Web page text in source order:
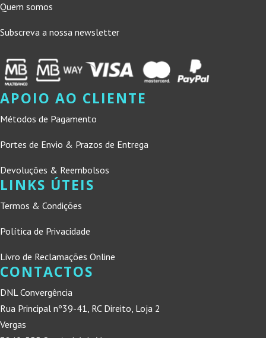
Quem somos
Subscreva a nossa newsletter
APOIO AO CLIENTE
Métodos de Pagamento
Portes de Envio & Prazos de Entrega
Devoluções & Reembolsos
LINKS ÚTEIS
Termos & Condições
Política de Privacidade
Livro de Reclamações Online
CONTACTOS
DNL Convergência
Rua Principal nº39-41, RC Direito, Loja 2
Vergas